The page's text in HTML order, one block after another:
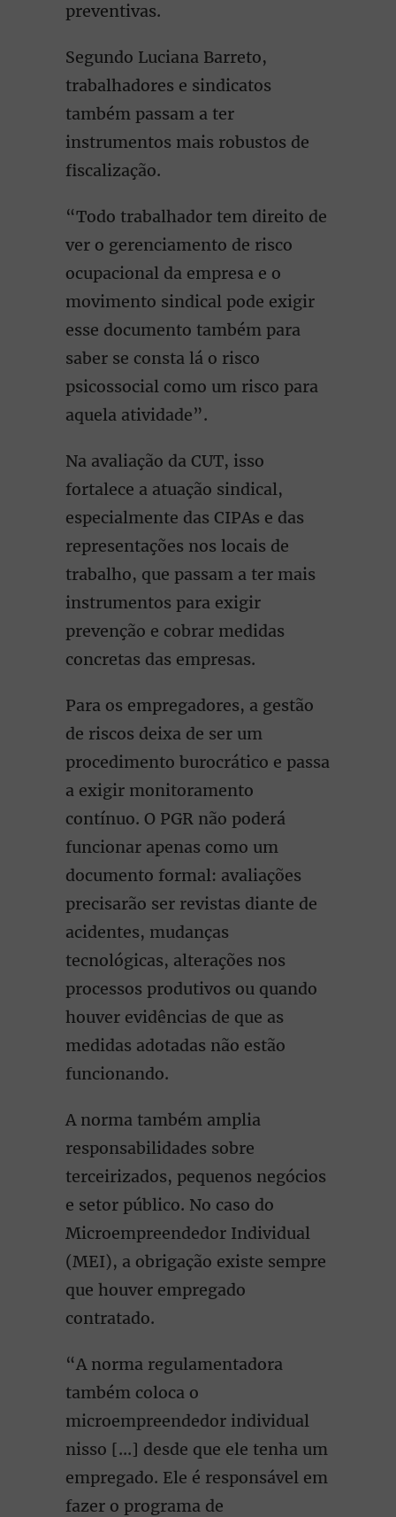
preventivas.
Segundo Luciana Barreto,
trabalhadores e sindicatos
também passam a ter
instrumentos mais robustos de
fiscalização.
“Todo trabalhador tem direito de
ver o gerenciamento de risco
ocupacional da empresa e o
movimento sindical pode exigir
esse documento também para
saber se consta lá o risco
psicossocial como um risco para
aquela atividade”.
Na avaliação da CUT, isso
fortalece a atuação sindical,
especialmente das CIPAs e das
representações nos locais de
trabalho, que passam a ter mais
instrumentos para exigir
prevenção e cobrar medidas
concretas das empresas.
Para os empregadores, a gestão
de riscos deixa de ser um
procedimento burocrático e passa
a exigir monitoramento
contínuo. O PGR não poderá
funcionar apenas como um
documento formal: avaliações
precisarão ser revistas diante de
acidentes, mudanças
tecnológicas, alterações nos
processos produtivos ou quando
houver evidências de que as
medidas adotadas não estão
funcionando.
A norma também amplia
responsabilidades sobre
terceirizados, pequenos negócios
e setor público. No caso do
Microempreendedor Individual
(MEI), a obrigação existe sempre
que houver empregado
contratado.
“A norma regulamentadora
também coloca o
microempreendedor individual
nisso [...] desde que ele tenha um
empregado. Ele é responsável em
fazer o programa de